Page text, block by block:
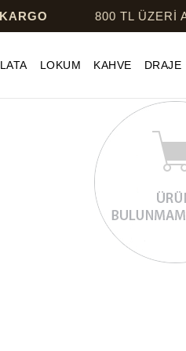
800 TL ÜZERİ
LOKUM KAHVE DRAJE